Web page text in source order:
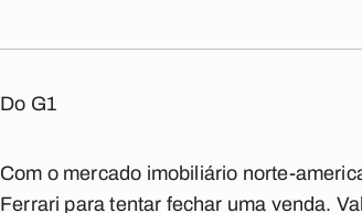
Do G1
Com o mercado imobiliário norte-
Ferrari para tentar fechar uma venda.